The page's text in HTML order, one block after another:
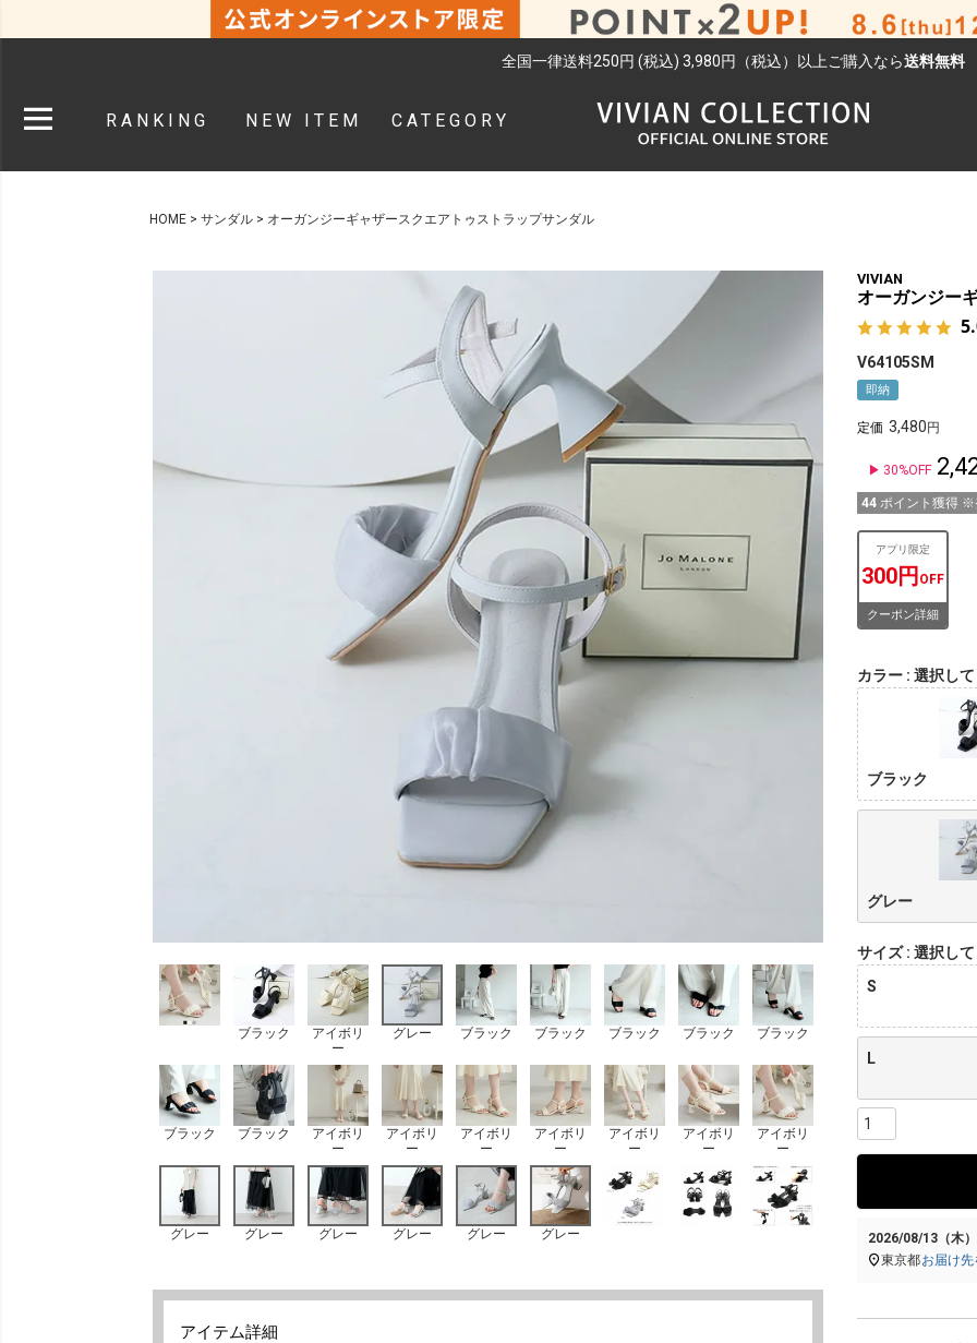
全国一律送料250円 (税込) 3,980円（税込）以上ご購入なら送料無料
RANKING NEW ITEM CATEGORY 検索
HOME サンダル オーガンジーギャザースクエアトゥストラップサンダル
ブラック
アイボリ
ー
グレー ブラック ブラック ブラック ブラック ブラック
ブラック ブラック
アイボリ
ー
アイボリ
ー
アイボリ
ー
アイボリ
ー
アイボリ
ー
アイボリ
ー
アイボリ
ー
グレー グレー グレー グレー グレー グレー
アイテム詳細
VIVIAN
オーガンジー
V64105SM
即納
定価 3,480
30%OFF
44 ポイント獲得 ※
アプリ限定
300円 OFF
クーポン詳細
カラー 選択し
ブラック
グレー
サイズ
選択し
S
L
2026/08/13（木）
東京都お届け